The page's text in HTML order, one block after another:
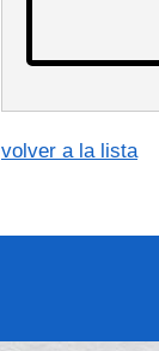
volver a la lista